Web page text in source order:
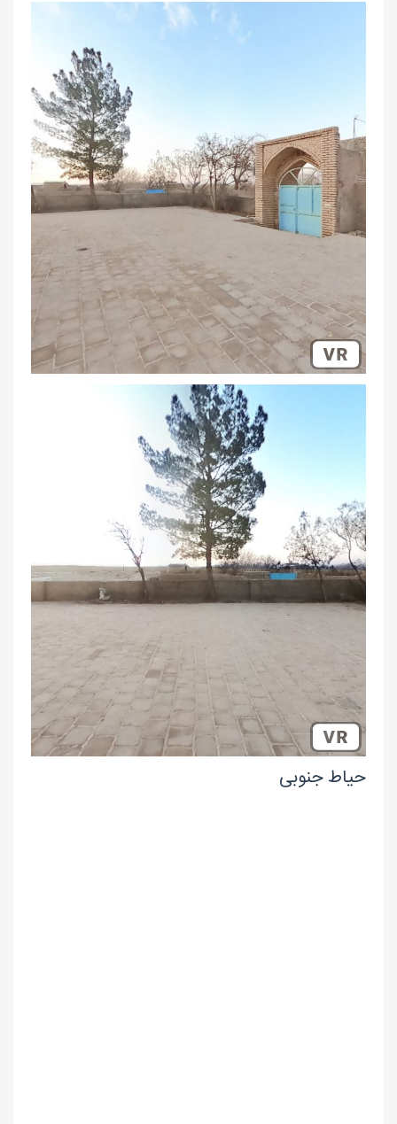
حیاط جنوبی